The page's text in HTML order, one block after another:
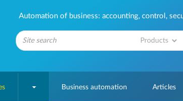
Automation of business: accounting, control,
Business automation Articles